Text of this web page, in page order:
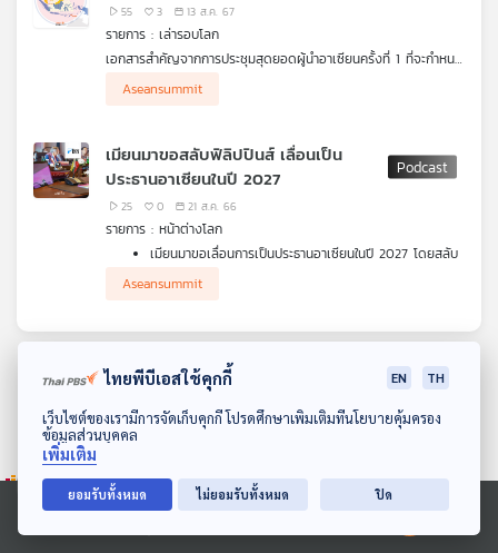
สต์
เพลง
และ
เกี่ยว
ดาวน์โหลด Thai PBS Podcast Application
Ⓒ 2020 องค์การกระจายเสียงและแพร่ภาพสาธารณะแห่งประเทศไทย
55 3 13 ส.ค. 67
รายการ : เล่ารอบโลก
เอกสารสำคัญจากการประชุมสุดยอดผู้นำอาเซียนครั้งที่ 1 ที่จะกำหนด
ยาวนานมากกว่า 30 ปี มีรายละเอียดอย่างไร ไปติดตามกัน
Aseansummit
เมียนมาขอสลับฟิลิปปินส์ เลื่อนเป็น
ประธานอาเซียนในปี 2027
25 0 21 ส.ค. 66
รายการ : หน้าต่างโลก
เมียนมาขอเลื่อนการเป็นประธานอาเซียนในปี 2027 โดยสลับ
อินเดียระงับการส่งออกข้าวเป็นครั้งที่ 2 อาจกลายเป็นจุด
Aseansummit
ไทยพีบีเอสใช้คุกกี้ EN TH
เว็บไซต์ของเรามีการจัดเก็บคุกกี้ โปรดศึกษาเพิ่มเติมที่นโยบายคุ้มครอง
ข้อมูลส่วนบุคคล
เพิ่มเติม
ยอมรับทั้งหมด ไม่ยอมรับทั้งหมด ปิด